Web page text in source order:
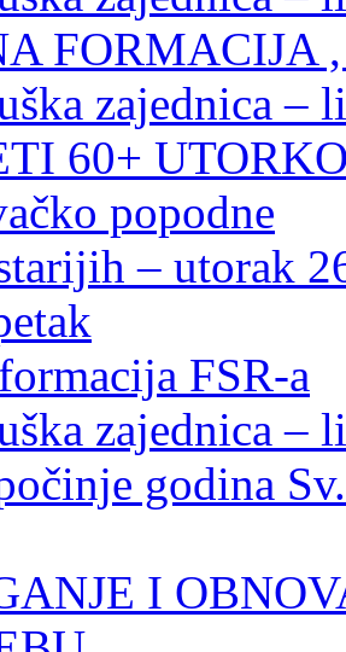
FORMACIJA
zajednica –
60+
popodne
– utorak
FSR-a
zajednica –
godina
I